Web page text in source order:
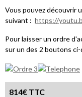
Vous pouvez découvrir
suivant : https://
Pour laisser un ordre
sur un des 2 boutons
814€ TTC